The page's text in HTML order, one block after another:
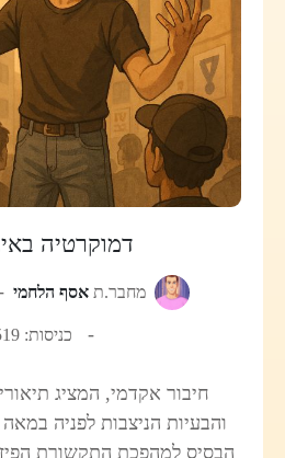
דמוקרטיה
מחבר.ת אסף הלחמי
כניסות: 82519
חיבור אקדמי, המציג
והבעיות הניצבות לפניה
הבסיס למהפכת התקשורת